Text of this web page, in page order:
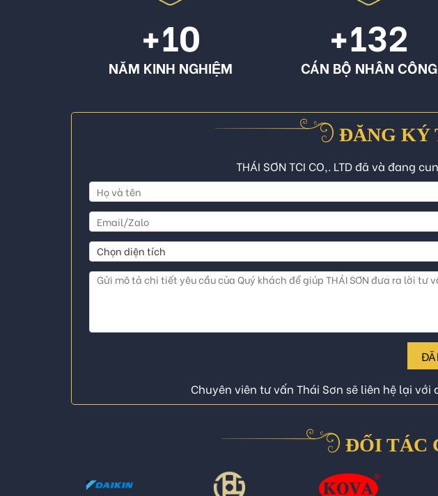
+10
NĂM KINH NGHIỆM
+132
CÁN BỘ NHÂN CÔNG
ĐĂNG KÝ
THÁI SƠN TCI CO,. LTD đã và đang
Chuyên viên tư vấn Thái Sơn sẽ liên hệ lại
ĐỐI TÁC